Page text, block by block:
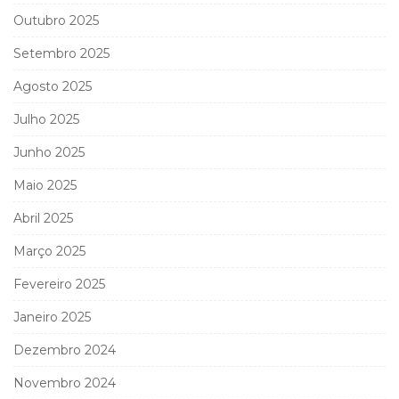
Outubro 2025
Setembro 2025
Agosto 2025
Julho 2025
Junho 2025
Maio 2025
Abril 2025
Março 2025
Fevereiro 2025
Janeiro 2025
Dezembro 2024
Novembro 2024